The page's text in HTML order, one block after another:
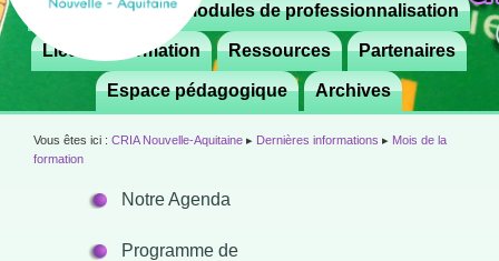
principal
Aller
contenu
principal
 Le CRIA Modules de professionnalisation
Lieux de formation Ressources Partenaires
Espace pédagogique Archives
Vous êtes ici : CRIA Nouvelle-Aquitaine ▸ Dernières informations ▸ Mois de la
formation
Notre Agenda
Programme de